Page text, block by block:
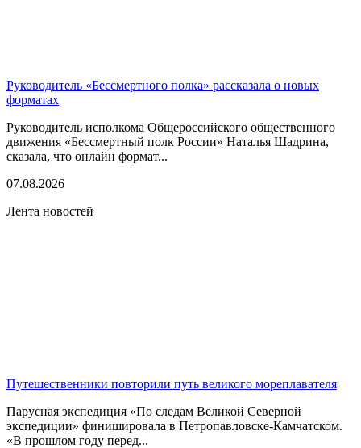
Руководитель «Бессмертного полка» рассказала о новых
форматах
Руководитель исполкома Общероссийского общественного
движения «Бессмертный полк России» Наталья Шадрина,
сказала, что онлайн формат...
07.08.2026
Лента новостей
Путешественники повторили путь великого мореплавателя
Парусная экспедиция «По следам Великой Северной
экспедиции» финишировала в Петропавловске-Камчатском.
«В прошлом году перед...